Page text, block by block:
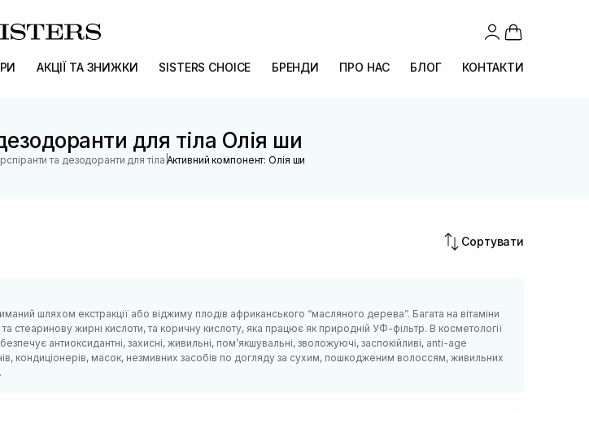
АКЦІЇ ТА ЗНИЖКИ SISTERS CHOICE БРЕНДИ ПРО НАС БЛОГ КОНТАКТИ
для тіла Олія ши
та дезодоранти для тіла |Активний компонент: Олія ши
Сортувати
шляхом екстракції або віджиму плодів африканського “масляного дерева”. Багата на вітаміни
стеаринову жирні кислоти, та коричну кислоту, яка працює як природній УФ-фільтр. В косметології
антиоксидантні, захисні, живильні, пом’якшувальні, зволожуючі, заспокійливі, anti-age
кондиціонерів, масок, незмивних засобів по догляду за сухим, пошкодженим волоссям, живильних